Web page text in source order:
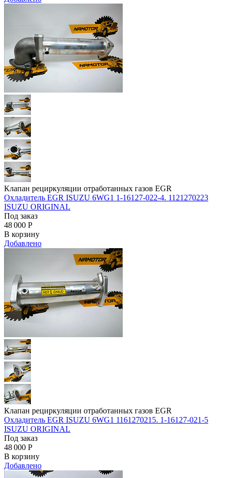
Клапан рециркуляции отработанных газов EGR
Охладитель EGR ISUZU 6WG1 1-16127-022-4. 1121270223
ISUZU ORIGINAL
Под заказ
48 000 Р
В корзину
Добавлено
Клапан рециркуляции отработанных газов EGR
Охладитель EGR ISUZU 6WG1 1161270215. 1-16127-021-5
ISUZU ORIGINAL
Под заказ
48 000 Р
В корзину
Добавлено